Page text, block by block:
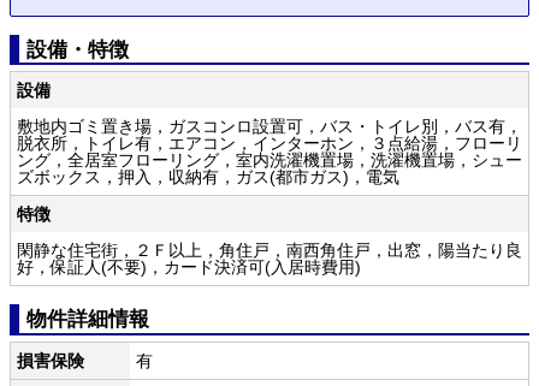
設備・特徴
設備
敷地内ゴミ置き場，ガスコンロ設置可，バス・トイレ別，バス有，
脱衣所，トイレ有，エアコン，インターホン，３点給湯，フローリ
ング，全居室フローリング，室内洗濯機置場，洗濯機置場，シュー
ズボックス，押入，収納有，ガス(都市ガス)，電気
特徴
閑静な住宅街，２Ｆ以上，角住戸，南西角住戸，出窓，陽当たり良
好，保証人(不要)，カード決済可(入居時費用)
物件詳細情報
損害保険
有